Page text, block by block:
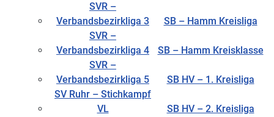
SVR –
Verbandsbezirkliga 3
SB – Hamm Kreisliga
SVR –
Verbandsbezirkliga 4
SB – Hamm Kreisklasse
SVR –
Verbandsbezirkliga 5
SB HV – 1. Kreisliga
SV Ruhr – Stichkampf
VL
SB HV – 2. Kreisliga